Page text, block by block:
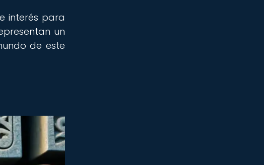
interés para
un
de este